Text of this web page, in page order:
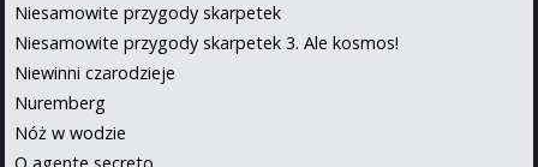
Niesamowite przygody skarpetek
Niesamowite przygody skarpetek 3. Ale kosmos!
Niewinni czarodzieje
Nuremberg
Nóż w wodzie